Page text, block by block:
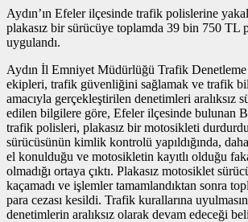
Aydın’ın Efeler ilçesinde trafik polislerine
plakasız bir sürücüye toplamda 39 bin 750 TL
uygulandı.
Aydın İl Emniyet Müdürlüğü Trafik
ekipleri, trafik güvenliğini sağlamak ve trafik
amacıyla gerçekleştirilen denetimleri aralıksız
edilen bilgilere göre, Efeler ilçesinde bulunan
trafik polisleri, plakasız bir motosikleti
sürücüsünün kimlik kontrolü yapıldığında,
el konulduğu ve motosikletin kayıtlı olduğu
olmadığı ortaya çıktı. Plakasız motosiklet
kaçamadı ve işlemler tamamlandıktan sonra
para cezası kesildi. Trafik kurallarına
denetimlerin aralıksız olarak devam edeceği